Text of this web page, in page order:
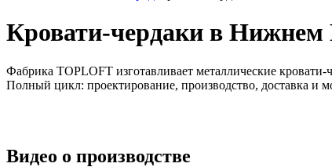
Кровати-чердаки в Нижнем
Фабрика TOPLOFT изготавливает металлические
Полный цикл: проектирование, производство, доставка и
Видео о производстве